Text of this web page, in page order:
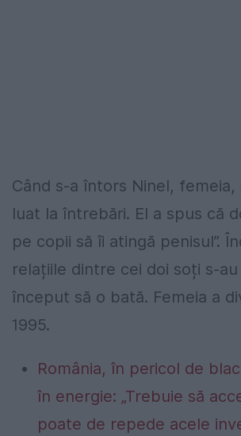
Când s-a întors Ninel, femeia,
luat la întrebări. El a spus că
pe copii să îi atingă penisul”.
relațiile dintre cei doi soți s-
început să o bată. Femeia a
1995.
România, în pericol de
în energie: „Trebuie să
poate de repede acele